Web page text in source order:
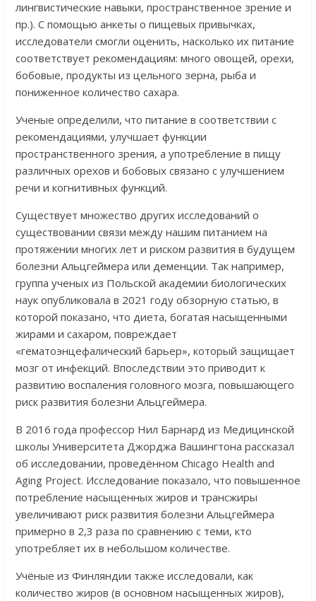
лингвистические навыки, пространственное зрение и
пр.). С помощью анкеты о пищевых привычках,
исследователи смогли оценить, насколько их питание
соответствует рекомендациям: много овощей, орехи,
бобовые, продукты из цельного зерна, рыба и
пониженное количество сахара.
Ученые определили, что питание в соответствии с
рекомендациями, улучшает функции
пространственного зрения, а употребление в пищу
различных орехов и бобовых связано с улучшением
речи и когнитивных функций.
Существует множество других исследований о
существовании связи между нашим питанием на
протяжении многих лет и риском развития в будущем
болезни Альцгеймера или деменции. Так например,
группа ученых из Польской академии биологических
наук опубликовала в 2021 году обзорную статью, в
которой показано, что диета, богатая насыщенными
жирами и сахаром, повреждает
«гематоэнцефалический барьер», который защищает
мозг от инфекций. Впоследствии это приводит к
развитию воспаления головного мозга, повышающего
риск развития болезни Альцгеймера.
В 2016 года профессор Нил Барнард из Медицинской
школы Университета Джорджа Вашингтона рассказал
об исследовании, проведённом Chicago Health and
Aging Project. Исследование показало, что повышенное
потребление насыщенных жиров и трансжиры
увеличивают риск развития болезни Альцгеймера
примерно в 2,3 раза по сравнению с теми, кто
употребляет их в небольшом количестве.
Учёные из Финляндии также исследовали, как
количество жиров (в основном насыщенных жиров),